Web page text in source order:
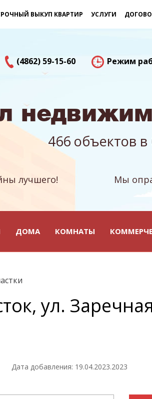
ВЫКУП КВАРТИР УСЛУГИ
(4862) 59-15-60 Режим
466 объектов в
лучшего! Мы
ДОМА КОМНАТЫ
ул.
Дата добавления: 19.04.2023.2023